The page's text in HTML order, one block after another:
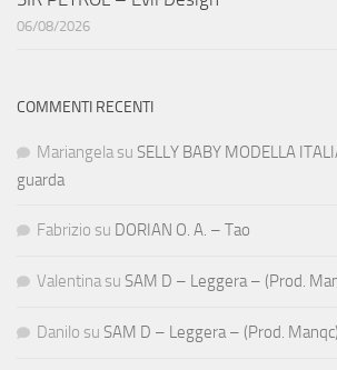
06/08/2026
COMMENTI RECENTI
Mariangela su SELLY BABY MODELLA
guarda
Fabrizio su DORIAN O. A. – Tao
Valentina su SAM D – Leggera – (Prod.
Danilo su SAM D – Leggera – (Prod. Manqc)